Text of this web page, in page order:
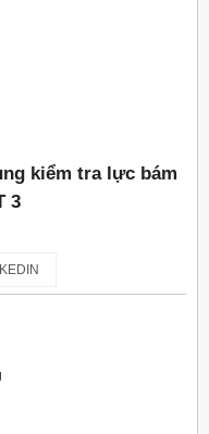
kiểm tra lực bám
3